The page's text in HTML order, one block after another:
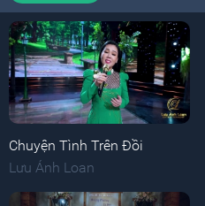
Chuyện Tình Trên Đồi
Lưu Ánh Loan